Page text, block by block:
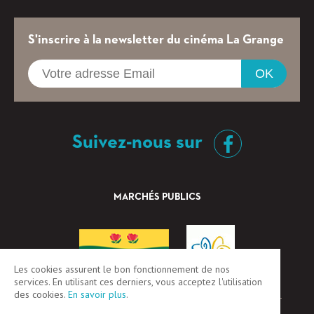
S'inscrire à la newsletter du cinéma La Grange
OK
Suivez-nous sur
MARCHÉS PUBLICS
CGV Mentions légales
Les cookies assurent le bon fonctionnement de nos
services. En utilisant ces derniers, vous acceptez l'utilisation
des cookies. En savoir plus.